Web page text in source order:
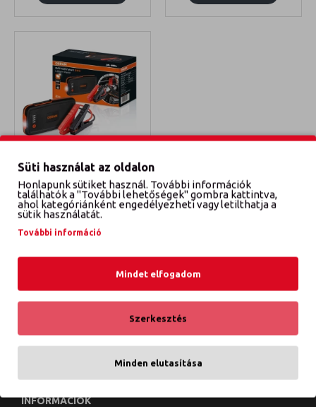
Osram OBSL200
OSRAM INDÍTÁSRÁSEGÍTŐ
29 990 Ft
Tételek: 1 - 3 / 3 (1 oldal)
INFORMÁCIÓK
Süti használat az oldalon
Honlapunk sütiket használ. További információk
találhatók a "További lehetőségek" gombra kattintva,
ahol kategóriánként engedélyezheti vagy letilthatja a
sütik használatát.
További információ
Mindet elfogadom
Szerkesztés
Minden elutasítása